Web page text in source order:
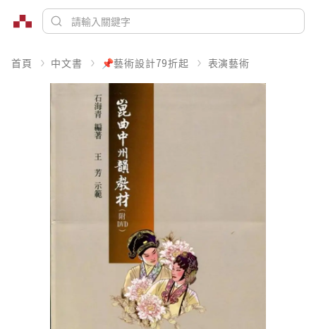
首頁 中文書 📌藝術設計79折起 表演藝術